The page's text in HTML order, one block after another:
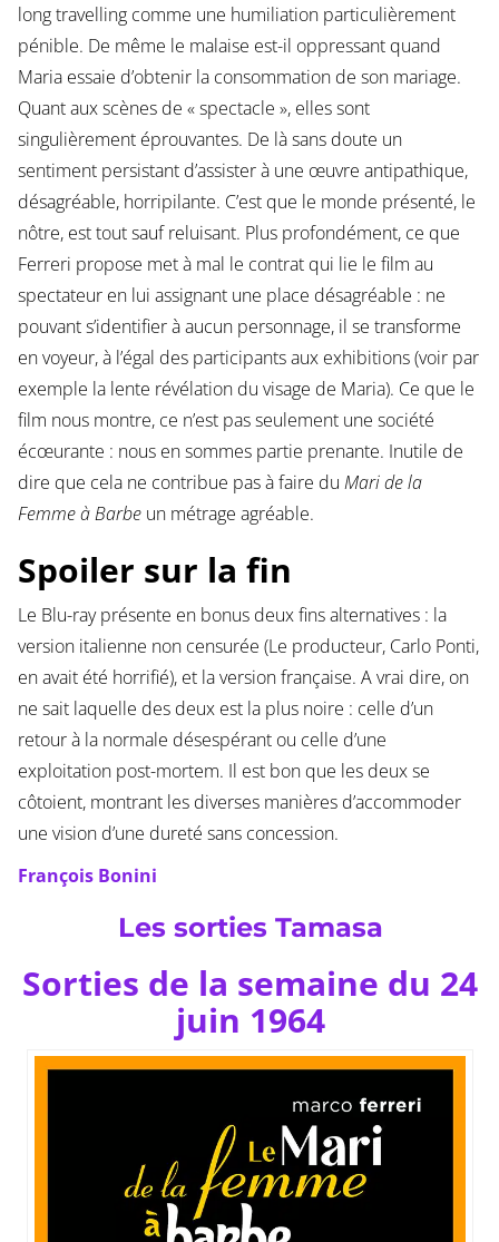
long travelling comme une humiliation particulièrement
pénible. De même le malaise est-il oppressant quand
Maria essaie d’obtenir la consommation de son mariage.
Quant aux scènes de « spectacle », elles sont
singulièrement éprouvantes. De là sans doute un
sentiment persistant d’assister à une œuvre antipathique,
désagréable, horripilante. C’est que le monde présenté, le
nôtre, est tout sauf reluisant. Plus profondément, ce que
Ferreri propose met à mal le contrat qui lie le film au
spectateur en lui assignant une place désagréable : ne
pouvant s’identifier à aucun personnage, il se transforme
en voyeur, à l’égal des participants aux exhibitions (voir par
exemple la lente révélation du visage de Maria). Ce que le
film nous montre, ce n’est pas seulement une société
écœurante : nous en sommes partie prenante. Inutile de
dire que cela ne contribue pas à faire du Mari de la
Femme à Barbe un métrage agréable.
Spoiler sur la fin
Le Blu-ray présente en bonus deux fins alternatives : la
version italienne non censurée (Le producteur, Carlo Ponti,
en avait été horrifié), et la version française. A vrai dire, on
ne sait laquelle des deux est la plus noire : celle d’un
retour à la normale désespérant ou celle d’une
exploitation post-mortem. Il est bon que les deux se
côtoient, montrant les diverses manières d’accommoder
une vision d’une dureté sans concession.
François Bonini
Les sorties Tamasa
Sorties de la semaine du 24
juin 1964